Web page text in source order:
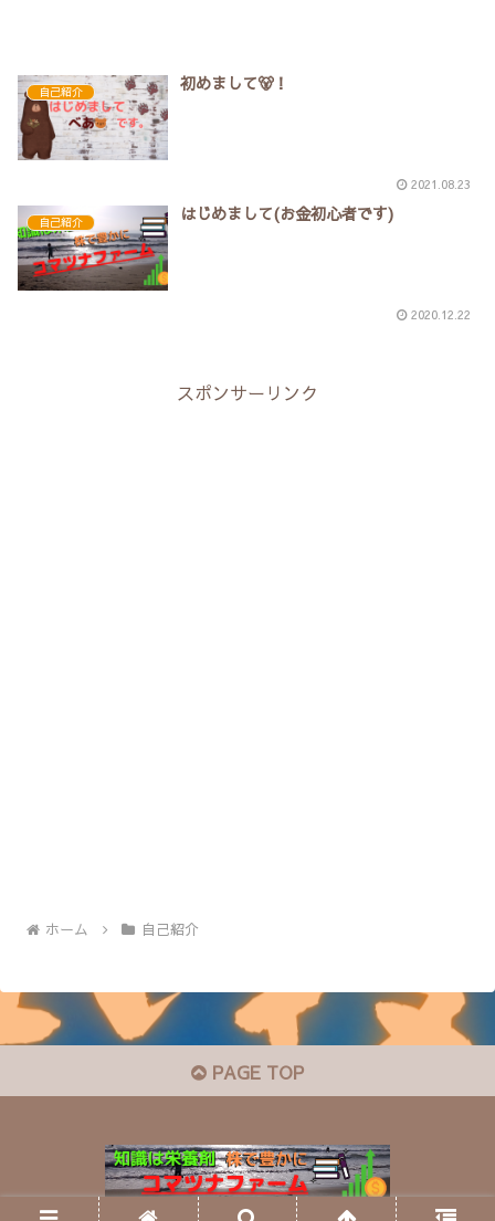
自己紹介 初めまして🐻！
2021.08.23
自己紹介 はじめまして(お金初心者です)
2020.12.22
スポンサーリンク
ホーム 自己紹介
PAGE TOP